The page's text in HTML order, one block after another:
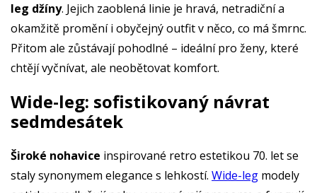
leg džíny. Jejich zaoblená linie je hravá, netradiční a
okamžitě promění i obyčejný outfit v něco, co má šmrnc.
Přitom ale zůstávají pohodlné – ideální pro ženy, které
chtějí vyčnívat, ale neobětovat komfort.
Wide-leg: sofistikovaný návrat
sedmdesátek
Široké nohavice inspirované retro estetikou 70. let se
staly synonymem elegance s lehkostí. Wide-leg modely